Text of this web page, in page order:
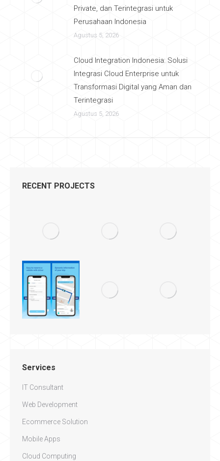
Private, dan Terintegrasi untuk
Perusahaan Indonesia
Agustus 5, 2026
Cloud Integration Indonesia: Solusi
Integrasi Cloud Enterprise untuk
Transformasi Digital yang Aman dan
Terintegrasi
Agustus 5, 2026
RECENT PROJECTS
Services
IT Consultant
Web Development
Ecommerce Solution
Mobile Apps
Cloud Computing